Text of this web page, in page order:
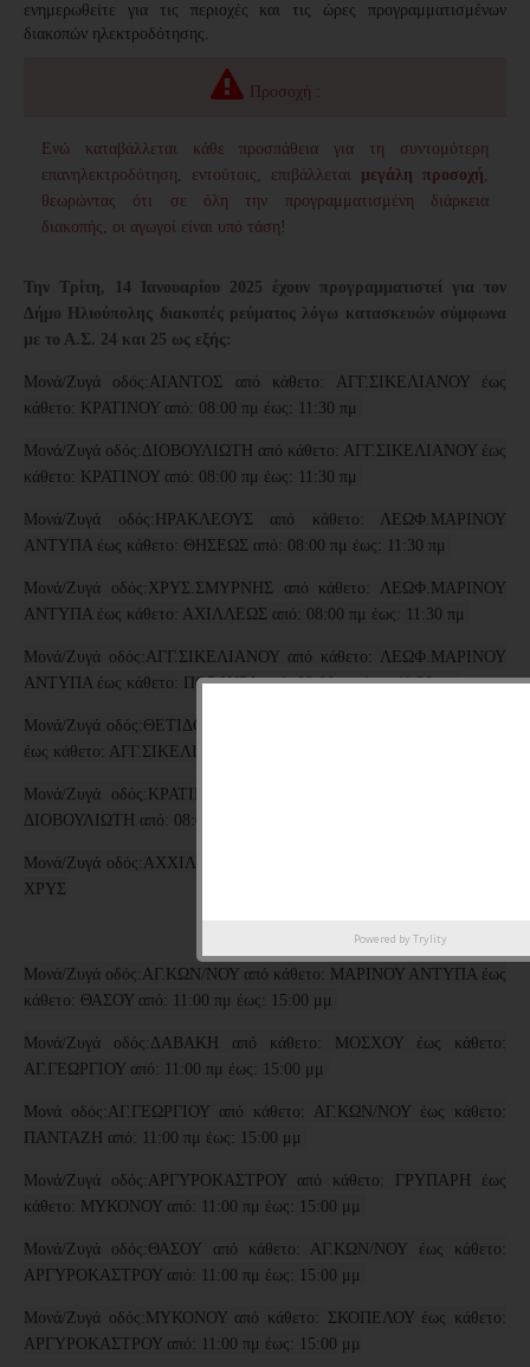
ενημερωθείτε για τις περιοχές και τις ώρες προγραμματισμένων
διακοπών ηλεκτροδότησης.
Προσοχή :
Ενώ καταβάλλεται κάθε προσπάθεια για τη συντομότερη
επανηλεκτροδότηση, εντούτοις, επιβάλλεται μεγάλη προσοχή,
θεωρώντας ότι σε όλη την προγραμματισμένη διάρκεια
διακοπής, οι αγωγοί είναι υπό τάση!
Την Τρίτη, 14 Ιανουαρίου 2025 έχουν προγραμματιστεί για τον
Δήμο Ηλιούπολης διακοπές ρεύματος λόγω κατασκευών σύμφωνα
με το Α.Σ. 24 και 25 ως εξής:
Μονά/Ζυγά οδός:ΑΙΑΝΤΟΣ από κάθετο: ΑΓΓ.ΣΙΚΕΛΙΑΝΟΥ έως
κάθετο: ΚΡΑΤΙΝΟΥ από: 08:00 πμ έως: 11:30 πμ
Μονά/Ζυγά οδός:ΔΙΟΒΟΥΛΙΩΤΗ από κάθετο: ΑΓΓ.ΣΙΚΕΛΙΑΝΟΥ έως
κάθετο: ΚΡΑΤΙΝΟΥ από: 08:00 πμ έως: 11:30 πμ
Μονά/Ζυγά οδός:ΗΡΑΚΛΕΟΥΣ από κάθετο: ΛΕΩΦ.ΜΑΡΙΝΟΥ
ΑΝΤΥΠΑ έως κάθετο: ΘΗΣΕΩΣ από: 08:00 πμ έως: 11:30 πμ
Μονά/Ζυγά οδός:ΧΡΥΣ.ΣΜΥΡΝΗΣ από κάθετο: ΛΕΩΦ.ΜΑΡΙΝΟΥ
ΑΝΤΥΠΑ έως κάθετο: ΑΧΙΛΛΕΩΣ από: 08:00 πμ έως: 11:30 πμ
Μονά/Ζυγά οδός:ΑΓΓ.ΣΙΚΕΛΙΑΝΟΥ από κάθετο: ΛΕΩΦ.ΜΑΡΙΝΟΥ
ΑΝΤΥΠΑ έως κάθετο: ΠΟΡΦΥΡΑ από: 08:00 πμ έως: 11:30 πμ
Μονά/Ζυγά οδός:ΘΕΤΙΔΟΣ από κάθετο: ΛΕΩΦ.ΜΑΡΙΝΟΥ ΑΝΤΥΠΑ
έως κάθετο: ΑΓΓ.ΣΙΚΕΛΙΑΝΟΥ από: 08:00 πμ έως: 11:30 πμ
Μονά/Ζυγά οδός:ΚΡΑΤΙΝΟΥ από κάθετο: ΠΟΡΦΥΡΑ έως κάθετο:
ΔΙΟΒΟΥΛΙΩΤΗ από: 08:00 πμ έως: 11:30 πμ
Μονά/Ζυγά οδός:ΑΧΧΙΛΕΩΣ από κάθετο: ΗΡΑΚΛΕΟΥΣ έως κάθετο:
ΧΡΥΣ
Μονά/Ζυγά οδός:ΑΓ.ΚΩΝ/ΝΟΥ από κάθετο: ΜΑΡΙΝΟΥ ΑΝΤΥΠΑ έως
κάθετο: ΘΑΣΟΥ από: 11:00 πμ έως: 15:00 μμ
Μονά/Ζυγά οδός:ΔΑΒΑΚΗ από κάθετο: ΜΟΣΧΟΥ έως κάθετο:
ΑΓ.ΓΕΩΡΓΙΟΥ από: 11:00 πμ έως: 15:00 μμ
Μονά οδός:ΑΓ.ΓΕΩΡΓΙΟΥ από κάθετο: ΑΓ.ΚΩΝ/ΝΟΥ έως κάθετο:
ΠΑΝΤΑΖΗ από: 11:00 πμ έως: 15:00 μμ
Μονά/Ζυγά οδός:ΑΡΓΥΡΟΚΑΣΤΡΟΥ από κάθετο: ΓΡΥΠΑΡΗ έως
κάθετο: ΜΥΚΟΝΟΥ από: 11:00 πμ έως: 15:00 μμ
Μονά/Ζυγά οδός:ΘΑΣΟΥ από κάθετο: ΑΓ.ΚΩΝ/ΝΟΥ έως κάθετο:
ΑΡΓΥΡΟΚΑΣΤΡΟΥ από: 11:00 πμ έως: 15:00 μμ
Μονά/Ζυγά οδός:ΜΥΚΟΝΟΥ από κάθετο: ΣΚΟΠΕΛΟΥ έως κάθετο:
ΑΡΓΥΡΟΚΑΣΤΡΟΥ από: 11:00 πμ έως: 15:00 μμ
Powered by Trylity